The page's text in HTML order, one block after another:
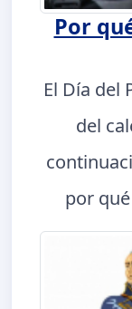
Por
El Día del
del
por